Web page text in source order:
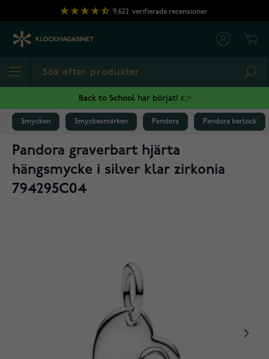
Hoppa till innehållet
9,622 verifierade recensioner
Back to School har börjat! 👉
Smycken Smyckesmärken Pandora Pandora berlock
Pandora graverbart hjärta
hängsmycke i silver klar zirkonia
794295C04